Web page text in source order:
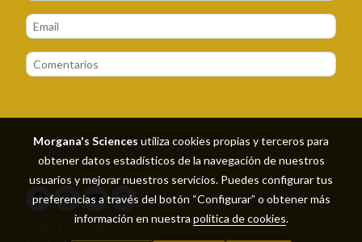
Gracias por estar aquí. Morgana.
Política de cookies
Morgana's Sciences utiliza cookies propias y terceros para
obtener datos estadísticos de la navegación de nuestros
usuarios y mejorar nuestros servicios. Puedes configurar tus
preferencias a través del botón “Configurar” o obtener más
información en nuestra política de cookies.